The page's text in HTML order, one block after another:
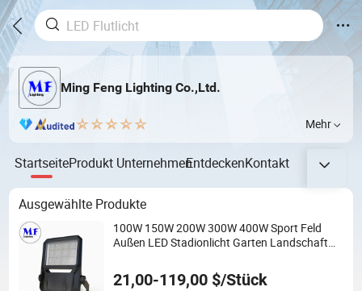
Ming Feng Lighting Co.,Ltd.
Mehr
StartseiteProdukt UnternehmenEntdeckenKontakt
Ausgewählte Produkte
100W 150W 200W 300W 400W Sport Feld
Außen LED Stadionlicht Garten Landschaft
LED Flutlicht
21,00-119,00 $/Stück